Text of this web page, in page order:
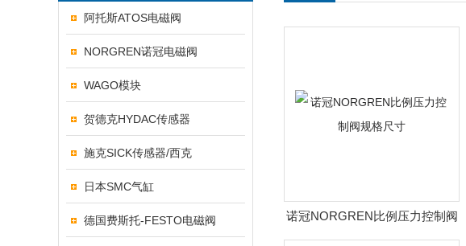
阿托斯ATOS电磁阀
NORGREN诺冠电磁阀
WAGO模块
贺德克HYDAC传感器
施克SICK传感器/西克
日本SMC气缸
德国费斯托-FESTO电磁阀
诺冠NORGREN比例压力控制阀
规格尺寸